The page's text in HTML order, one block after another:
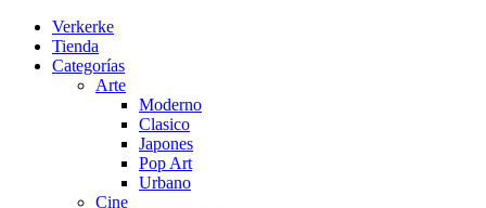
Verkerke
Tienda
Categorías
Arte
Moderno
Clasico
Japones
Pop Art
Urbano
Cine